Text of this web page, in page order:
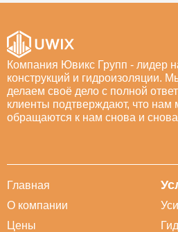
Компания Ювикс Групп - лидер
конструкций и гидроизоляции.
делаем своё дело с полной
клиенты подтверждают, что нам
обращаются к нам снова и
Главная
О компании
Цены